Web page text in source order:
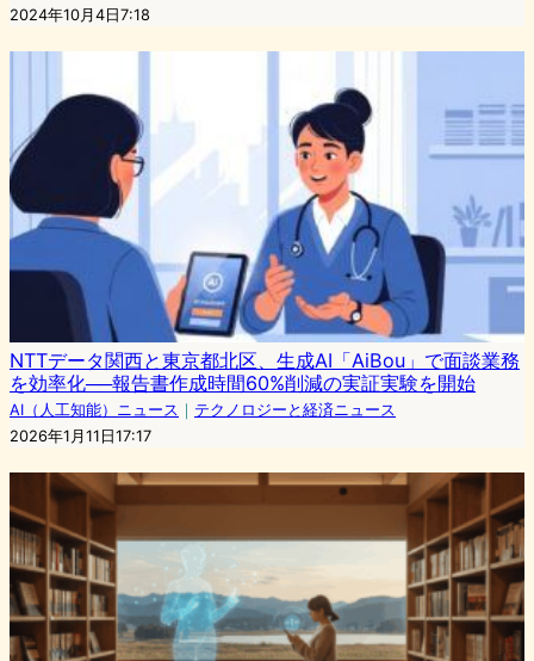
2024年10月4日7:18
NTTデータ関西と東京都北区、生成AI「AiBou」で面談業務
を効率化──報告書作成時間60%削減の実証実験を開始
AI（人工知能）ニュース ｜ テクノロジーと経済ニュース
2026年1月11日17:17